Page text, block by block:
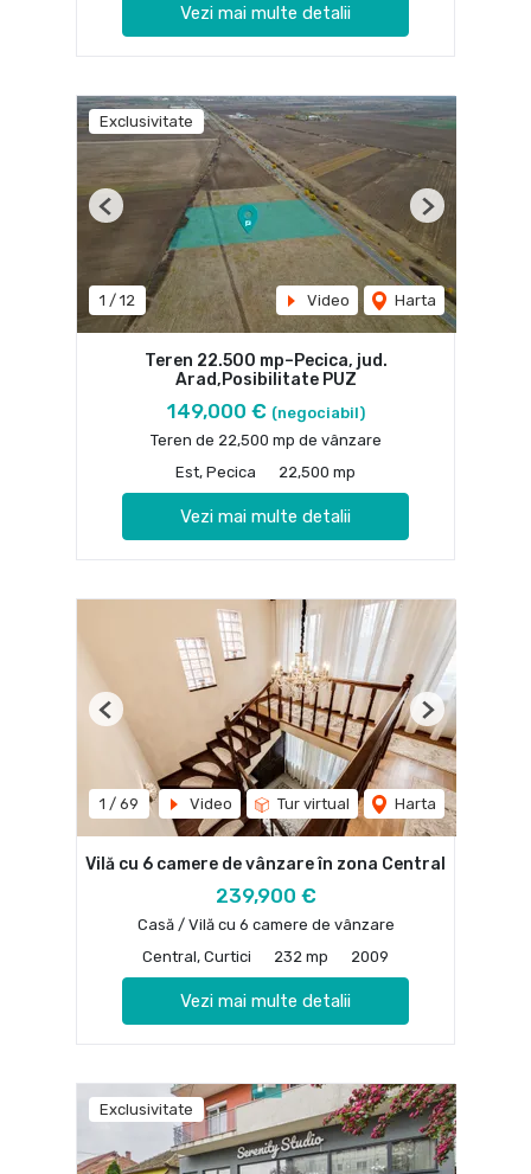
Vezi mai multe detalii
Exclusivitate
1 / 12 Video Harta
Previous Next
Teren 22.500 mp–Pecica, jud.
Arad,Posibilitate PUZ
149,000 € (negociabil)
Teren de 22,500 mp de vânzare
Est, Pecica
22,500 mp
Vezi mai multe detalii
1 / 69 Video Tur virtual Harta
Previous Next
Vilă cu 6 camere de vânzare în zona Central
239,900 €
Casă / Vilă cu 6 camere de vânzare
Central, Curtici
232 mp 2009
Vezi mai multe detalii
Exclusivitate